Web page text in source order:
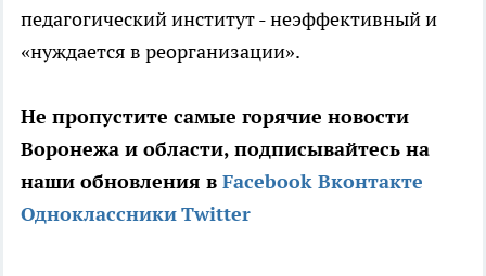
педагогический институт - неэффективный и
«нуждается в реорганизации».
Не пропустите самые горячие новости
Воронежа и области, подписывайтесь на
наши обновления в Facebook Вконтакте
ОдноклассникиTwitter